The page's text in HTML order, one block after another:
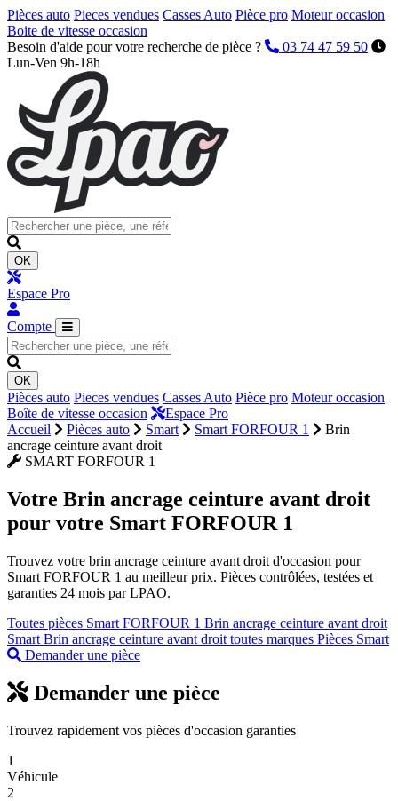
Pièces auto Pieces vendues Casses Auto Pièce pro Moteur occasion
Boite de vitesse occasion
Besoin d'aide pour votre recherche de pièce ?
03 74 47 59 50
Lun-Ven 9h-18h
OK
Espace Pro
Compte
OK
Pièces auto Pieces vendues Casses Auto Pièce pro Moteur occasion
Boîte de vitesse occasion
Espace Pro
Accueil
Pièces auto Smart Smart FORFOUR 1
Brin
ancrage ceinture avant droit
SMART FORFOUR 1
Votre Brin ancrage ceinture avant droit
pour votre Smart FORFOUR 1
Trouvez votre brin ancrage ceinture avant droit d'occasion pour
Smart FORFOUR 1 au meilleur prix. Pièces contrôlées, testées et
garanties 24 mois par LPAO.
Toutes pièces Smart FORFOUR 1 Brin ancrage ceinture avant droit
Smart Brin ancrage ceinture avant droit toutes marques Pièces Smart
Demander une pièce
Demander une pièce
Trouvez rapidement vos pièces d'occasion garanties
1
Véhicule
2